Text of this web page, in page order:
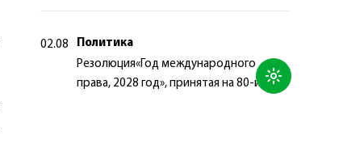
02.08
Политика
Резолюция«Год международного
права, 2028 год», принятая на 80-й